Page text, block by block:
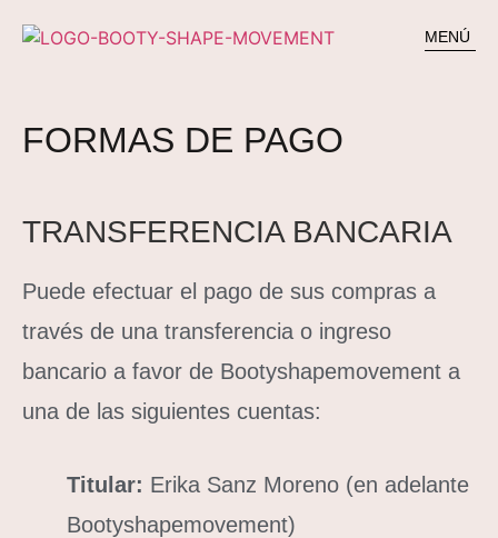
MENÚ
FORMAS DE PAGO
TRANSFERENCIA BANCARIA
Puede efectuar el pago de sus compras a
través de una transferencia o ingreso
bancario a favor de Bootyshapemovement a
una de las siguientes cuentas:
Titular: Erika Sanz Moreno (en adelante
Bootyshapemovement)